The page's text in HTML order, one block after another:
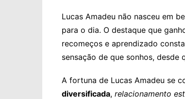
Lucas Amadeu não nasceu em
para o dia. O destaque que
recomeços e aprendizado
sensação de que sonhos, desde
A fortuna de Lucas Amadeu se
diversificada, relacionamento